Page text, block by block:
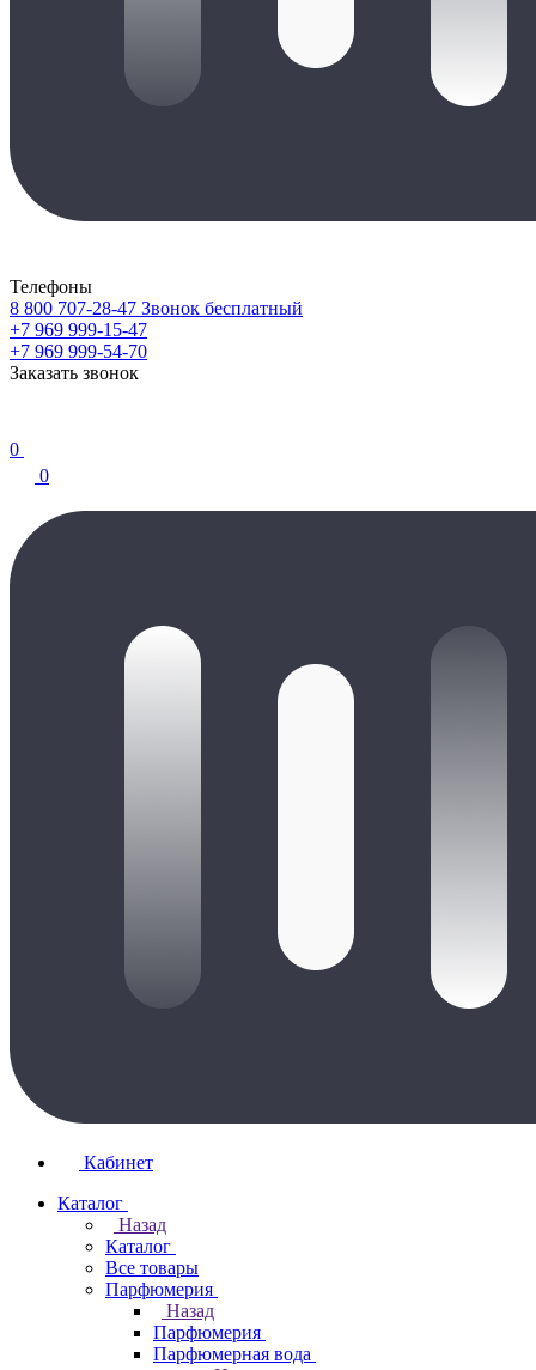
Телефоны
8 800 707-28-47 Звонок бесплатный
+7 969 999-15-47
+7 969 999-54-70
Заказать звонок
0
0
Кабинет
Каталог
Назад
Каталог
Все товары
Парфюмерия
Назад
Парфюмерия
Парфюмерная вода